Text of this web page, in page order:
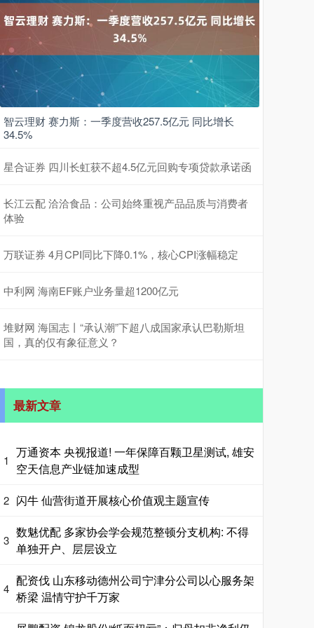
智云理财 赛力斯：一季度营收257.5亿元 同比增长
34.5%
星合证券 四川长虹获不超4.5亿元回购专项贷款承诺函
长江云配 洽洽食品：公司始终重视产品品质与消费者
体验
万联证券 4月CPI同比下降0.1%，核心CPI涨幅稳定
中利网 海南EF账户业务量超1200亿元
堆财网 海国志丨“承认潮”下超八成国家承认巴勒斯坦
国，真的仅有象征意义？
最新文章
1
万通资本 央视报道! 一年保障百颗卫星测试, 雄安
空天信息产业链加速成型
2 闪牛 仙营街道开展核心价值观主题宣传
3
数魅优配 多家协会学会规范整顿分支机构: 不得
单独开户、层层设立
4
配资伐 山东移动德州公司宁津分公司以心服务架
桥梁 温情守护千万家